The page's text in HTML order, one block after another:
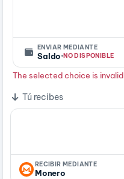
ENVIAR MEDIANTE
Saldo·NO DISPONIBLE
The selected choice is invalid.
Tú recibes
RECIBIR MEDIANTE
Monero